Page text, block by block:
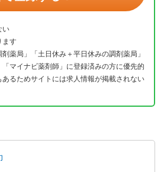
い
ます
剤薬局」「土日休み＋平日休みの調剤薬局」
マイナビ薬剤師」に登録済みの方に優先的
るためサイトには求人情報が掲載されない